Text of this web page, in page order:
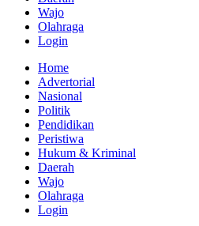
Wajo
Olahraga
Login
Home
Advertorial
Nasional
Politik
Pendidikan
Peristiwa
Hukum & Kriminal
Daerah
Wajo
Olahraga
Login